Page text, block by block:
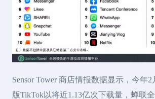
Sensor Tower 商店情报数据显示，今年
版TikTok以将近1.13亿次下载量，蝉联